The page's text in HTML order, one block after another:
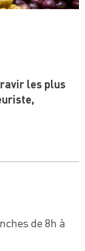
les plus
de 8h à